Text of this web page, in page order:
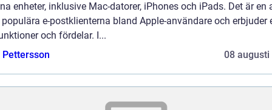
enheter, inklusive Mac-datorer, iPhones och iPads. Det är en
e-postklienterna bland Apple-användare och erbjuder
och fördelar. I...
08 augusti